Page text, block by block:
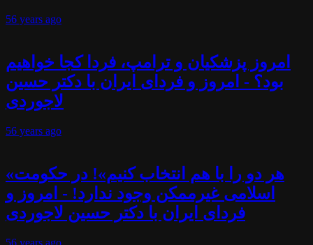
56 years ago
امروز پزشکیان و ترامپ، فردا کجا خواهیم
بود؟ - امروز و فردای ایران با دکتر حسین
لاجوردی
56 years ago
«هر دو را با هم انتخاب کنیم»! در حکومت
اسلامی غیرممکن وجود ندارد! - امروز و
فردای ایران با دکتر حسین لاجوردی
56 years ago